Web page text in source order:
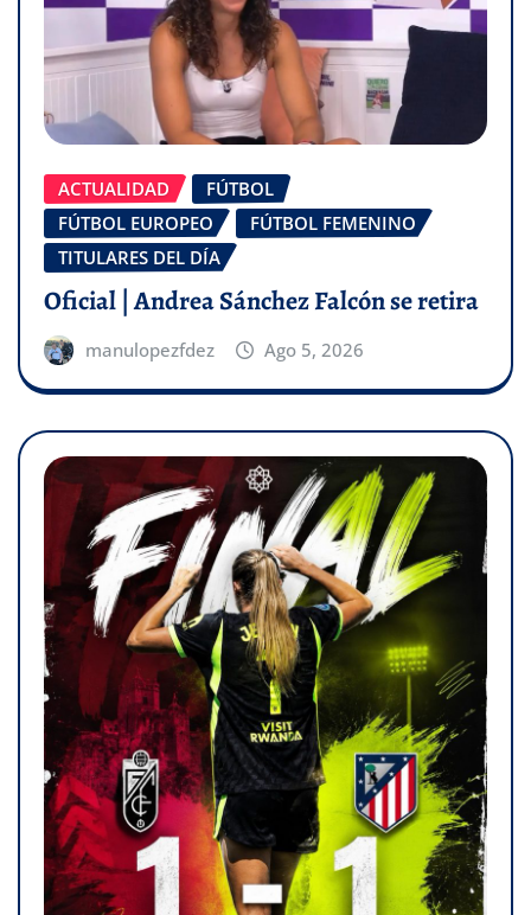
ACTUALIDAD
FÚTBOL
FÚTBOL EUROPEO
FÚTBOL FEMENINO
TITULARES DEL DÍA
Oficial | Andrea Sánchez Falcón se retira
manulopezfdez Ago 5, 2026